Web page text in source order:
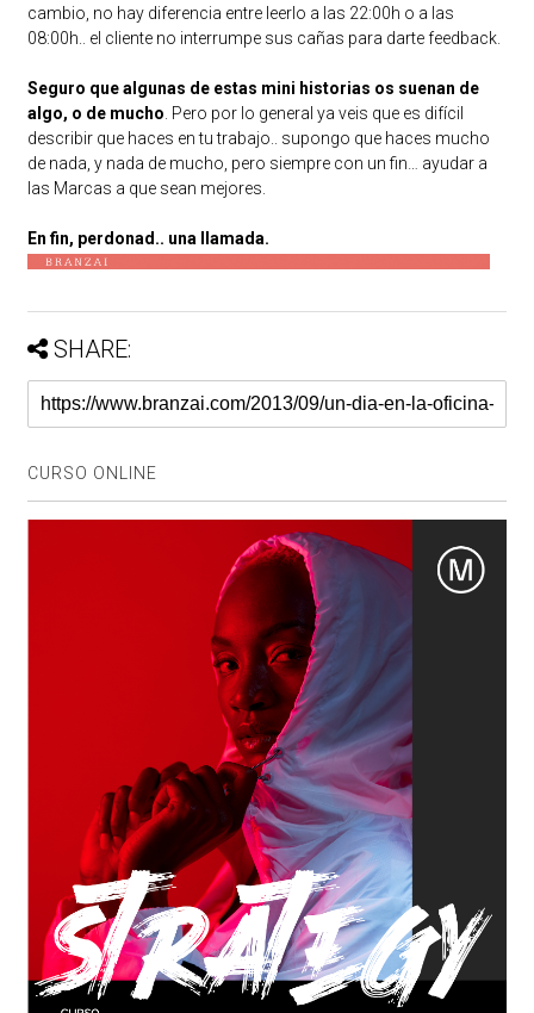
cambio, no hay diferencia entre leerlo a las 22:00h o a las
08:00h.. el cliente no interrumpe sus cañas para darte feedback.
Seguro que algunas de estas mini historias os suenan de
algo, o de mucho . Pero por lo general ya veis que es difícil
describir que haces en tu trabajo.. supongo que haces mucho
de nada, y nada de mucho, pero siempre con un fin… ayudar a
las Marcas a que sean mejores.
En fin, perdonad.. una llamada.
SHARE:
CURSO ONLINE